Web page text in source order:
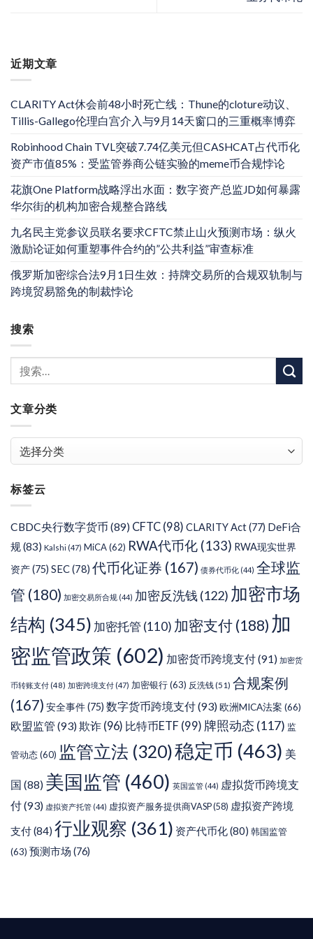
近期文章
CLARITY Act休会前48小时死亡线：Thune的cloture动议、
Tillis-Gallego伦理白宫介入与9月14天窗口的三重概率博弈
Robinhood Chain TVL突破7.74亿美元但CASHCAT占代币化
资产市值85%：受监管券商公链实验的meme币合规悖论
花旗One Platform战略浮出水面：数字资产总监JD如何暴露
华尔街的机构加密合规整合路线
九名民主党参议员联名要求CFTC禁止山火预测市场：纵火
激励论证如何重塑事件合约的”公共利益”审查标准
俄罗斯加密综合法9月1日生效：持牌交易所的合规双轨制与
跨境贸易豁免的制裁悖论
搜索
文章分类
类
标签云
CBDC央行数字货币 (89) CFTC (98) CLARITY Act(77) DeFi合
规(83) Kalshi (47) MiCA(62) RWA代币化 (133) RWA现实世界
资产(75) SEC(78) 代币化证券 (167) 债券代币化 (44) 全球监
管 (180) 加密交易所合规 (44) 加密反洗钱 (122) 加密市场
结构 (345) 加密托管 (110) 加密支付 (188) 加
密监管政策 (602) 加密货币跨境支付(91) 加密货
币转账支付 (48) 加密跨境支付 (47) 加密银行(63) 反洗钱(51) 合规案例
(167) 安全事件(75) 数字货币跨境支付(93)欧洲MICA法案 (66)
欧盟监管 (93)欺诈 (96) 比特币ETF (99) 牌照动态 (117) 监
管动态(60) 监管立法 (320)稳定币 (463) 美
国 (88) 美国监管 (460) 英国监管 (44) 虚拟货币跨境支
付(93) 虚拟资产托管 (44) 虚拟资产服务提供商VASP(58) 虚拟资产跨境
支付(84) 行业观察 (361) 资产代币化(80) 韩国监管
(63) 预测市场 (76)